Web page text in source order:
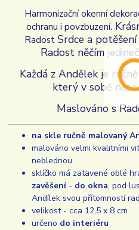
Harmonizační okenní
ochranu i povzbuzení.
RadostSrdce a potěšení
Radost něčím
Každá z Andělek je
který v sobě
Maslováno s
na skle ručně malovaný
malováno velmi kvalitními
neblednou
sklíčko má zatavené oblé
zavěšení - do okna, pod
Andílek svou přítomností
velikost - cca 12,5 x 8 cm
určeno do interiéru